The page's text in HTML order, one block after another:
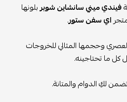
فيندي ميني سانشاين شوبربلونها
اي سفن ستور.
وحجمها المثالي للخروجات
كل ما تحتاجينه.
لكِ الدوام والمتانة.